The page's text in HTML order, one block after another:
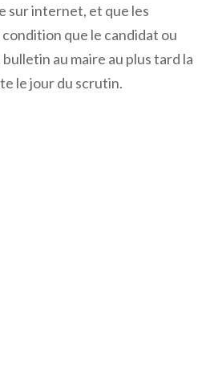
sur internet, et que les
que le candidat ou
au maire au plus tard la
le jour du scrutin.